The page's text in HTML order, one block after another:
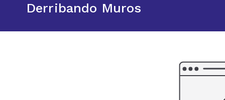
Derribando Muros